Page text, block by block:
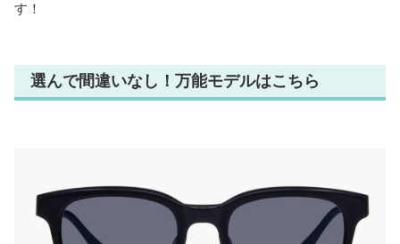
す！
選んで間違いなし！万能モデルはこちら